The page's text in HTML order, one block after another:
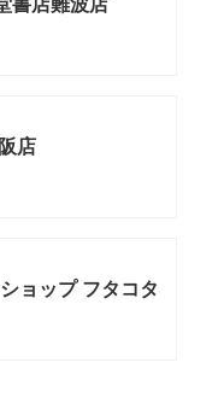
店
ョップ フタコタ